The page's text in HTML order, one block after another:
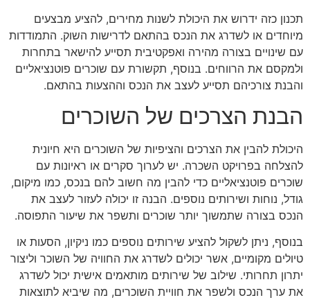
תכנון כזה ידרוש את היכולת לשנות מחירים, להציע מבצעים
מיוחדים או לשדרג את הנכס בהתאם לדרישות השוק. התמודדות
עם שינויים בצורה מהירה ואפקטיבית תסייע להישאר בתחרות
ולמקסם את הרווחים. בנוסף, תקשורת עם שוכרים פוטנציאליים
והבנת צורכיהם תסייע לעצב את הנכס וההצעות בהתאם.
הבנת הצרכים של השוכרים
היכולת להבין את הצרכים והציפיות של השוכרים היא חיונית
להצלחה בפרויקט השכרה. יש לערוך סקרים או ראיונות עם
שוכרים פוטנציאליים כדי להבין מה חשוב להם בנכס, כמו מיקום,
גודל, נוחות ושירותים נוספים. הבנה זו יכולה לעזור לעצב את
הנכס בצורה שתמשוך יותר שוכרים ותשפר את שיעור התפוסה.
בנוסף, ניתן לשקול להציע שירותים נוספים כמו ניקיון, הסעות או
טיולים מקומיים, אשר יכולים לשדרג את החוויה של השוכר וליצור
יתרון תחרותי. שילוב של שירותים מותאמים אישית יכול לשדרג
את ערך הנכס ולשפר את חוויית השוכרים, מה שיביא לתוצאות